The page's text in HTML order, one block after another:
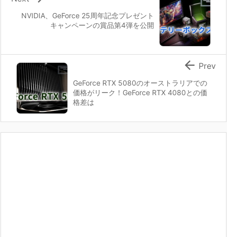
NVIDIA、GeForce 25周年記念プレゼント
キャンペーンの賞品第4弾を公開
GeForce RTX 5080のオーストラリアでの
価格がリーク！GeForce RTX 4080との価
格差は
 Prev